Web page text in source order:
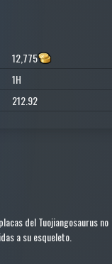
12,775
1H
212.92
del Tuojiangosaurus no
a su esqueleto.